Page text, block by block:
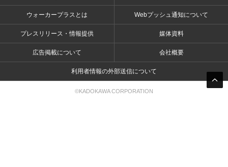
ウォーカープラスとは Webプッシュ通知について
プレスリリース・情報提供 媒体資料
広告掲載について 会社概要
利用者情報の外部送信について
©KADOKAWA CORPORATION